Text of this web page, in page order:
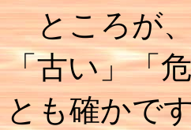
ところが、
「古い」「
とも確かで